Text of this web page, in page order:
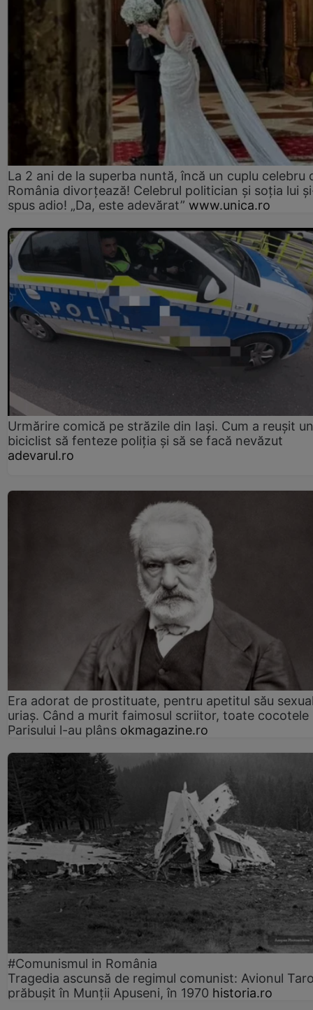
La 2 ani de la superba nuntă, încă un cuplu celebru
România divorțează! Celebrul politician și soția lui
spus adio! „Da, este adevărat” www.unica.ro
Urmărire comică pe străzile din Iași. Cum a reușit un
biciclist să fenteze poliția și să se facă nevăzut
adevarul.ro
Era adorat de prostituate, pentru apetitul său
uriaș. Când a murit faimosul scriitor, toate cocotele
Parisului l-au plâns okmagazine.ro
#Comunismul in România
Tragedia ascunsă de regimul comunist: Avionul
prăbușit în Munții Apuseni, în 1970 historia.ro